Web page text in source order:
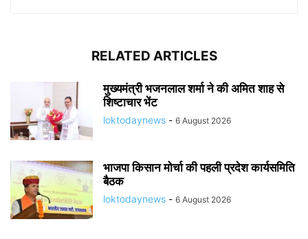
RELATED ARTICLES
मुख्यमंत्री भजनलाल शर्मा ने की अमित शाह से
शिष्टाचार भेंट
loktodaynews - 6 August 2026
भाजपा किसान मोर्चा की पहली प्रदेश कार्यसमिति
बैठक
loktodaynews - 6 August 2026